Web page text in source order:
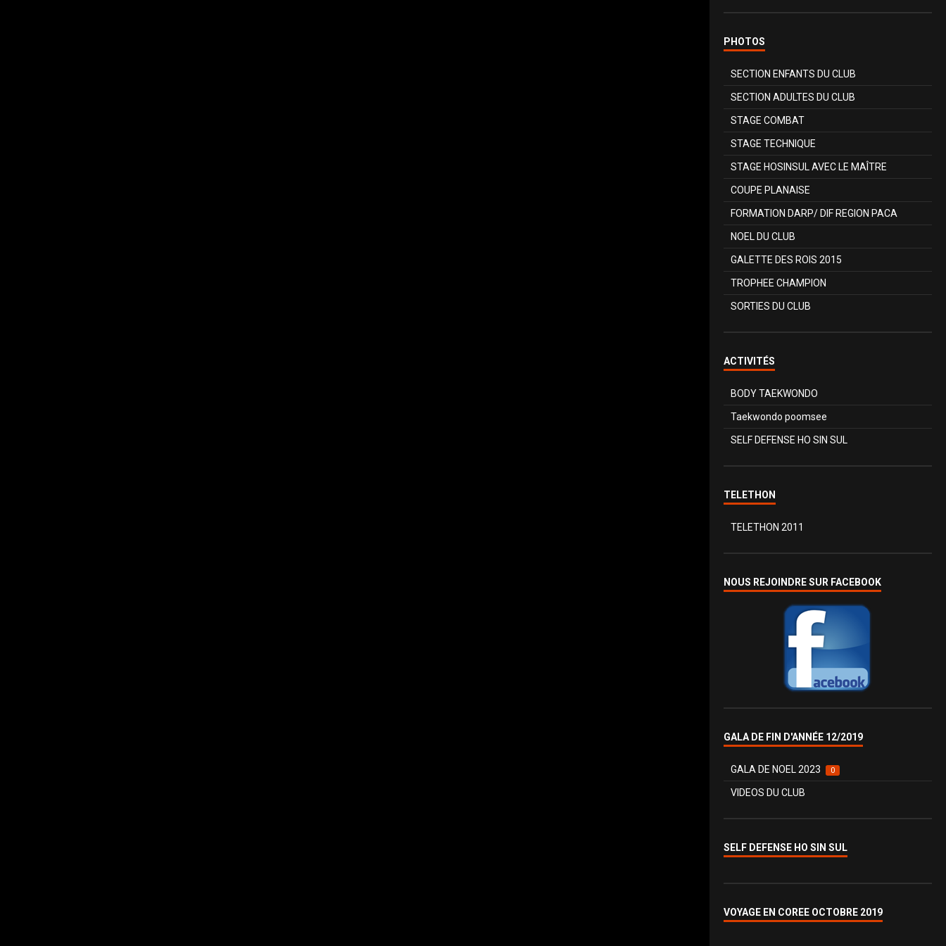
PHOTOS
SECTION ENFANTS DU CLUB
SECTION ADULTES DU CLUB
STAGE COMBAT
STAGE TECHNIQUE
STAGE HOSINSUL AVEC LE MAÎTRE
COUPE PLANAISE
FORMATION DARP/ DIF REGION PACA
NOEL DU CLUB
GALETTE DES ROIS 2015
TROPHEE CHAMPION
SORTIES DU CLUB
ACTIVITÉS
BODY TAEKWONDO
Taekwondo poomsee
SELF DEFENSE HO SIN SUL
TELETHON
TELETHON 2011
NOUS REJOINDRE SUR FACEBOOK
GALA DE FIN D'ANNÉE 12/2019
GALA DE NOEL 2023 0
VIDEOS DU CLUB
SELF DEFENSE HO SIN SUL
VOYAGE EN COREE OCTOBRE 2019